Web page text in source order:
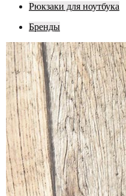
Рюкзаки для ноутбука
Бренды